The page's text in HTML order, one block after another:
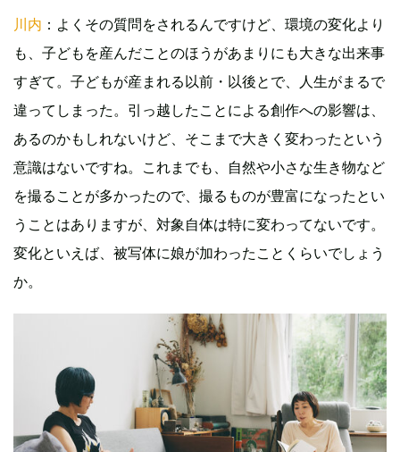
川内 ：よくその質問をされるんですけど、環境の変化より
も、子どもを産んだことのほうがあまりにも大きな出来事
すぎて。子どもが産まれる以前・以後とで、人生がまるで
違ってしまった。引っ越したことによる創作への影響は、
あるのかもしれないけど、そこまで大きく変わったという
意識はないですね。これまでも、自然や小さな生き物など
を撮ることが多かったので、撮るものが豊富になったとい
うことはありますが、対象自体は特に変わってないです。
変化といえば、被写体に娘が加わったことくらいでしょう
か。